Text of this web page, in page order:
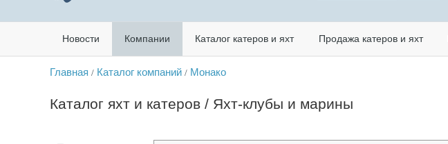
Новости Компании Каталог катеров и яхт Продажа катеров и яхт
Главная / Каталог компаний / Монако
Каталог яхт и катеров / Яхт-клубы и марины